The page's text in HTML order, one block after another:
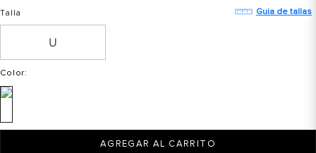
Talla Guia de tallas
Color:
AGREGAR AL CARRITO
puma
tommy hilfiger